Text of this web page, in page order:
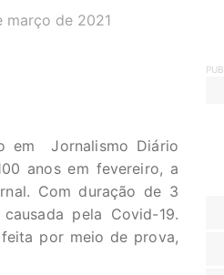
março de 2021
em Jornalismo Diário
anos em fevereiro, a
Com duração de 3
pela Covid-19.
por meio de prova,